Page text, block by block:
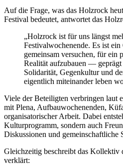
Auf die Frage, was das Holzrock
Festival bedeutet, antwortet das
„Holzrock ist für uns längst
Festivalwochenende. Es ist
gemeinsam versuchen, für ein
Realität aufzubauen —
Solidarität, Gegenkultur und
eigentlich miteinander leben
Viele der Beteiligten verbringen laut
mit Plena, Aufbauwochenenden,
organisatorischer Arbeit. Dabei
Kulturprogramm, sondern auch
Diskussionen und gemeinschaftliche
Gleichzeitig beschreibt das Kollektiv
verklärt: